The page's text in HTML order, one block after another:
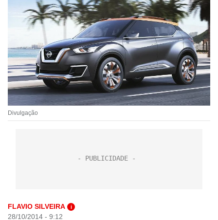
Divulgação
FLAVIO SILVEIRA i
28/10/2014 - 9:12